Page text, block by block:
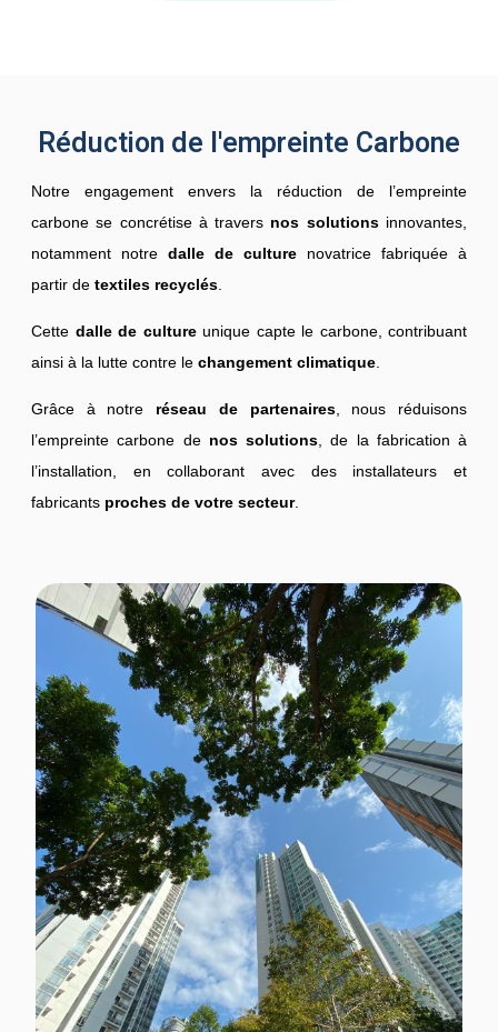
Réduction de l'empreinte Carbone
Notre engagement envers la réduction de l’empreinte
carbone se concrétise à travers nos solutionsinnovantes,
notamment notre dalle de culture novatrice fabriquée à
partir de textiles recyclés
Cette dalle de cultureunique capte le carbone, contribuant
ainsi à la lutte contre le changement climatique
Grâce à notre réseau de partenaires, nous réduisons
l’empreinte carbone de nos solutions , de la fabrication à
l’installation, en collaborant avec des installateurs et
fabricants proches de votre secteur.